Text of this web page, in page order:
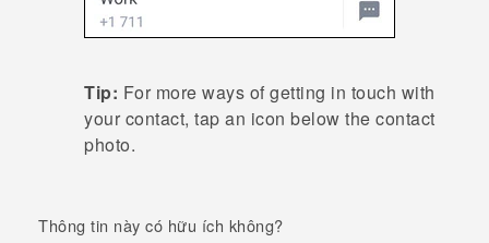
Tip: For more ways of getting in touch with
your contact, tap an icon below the contact
photo.
Thông tin này có hữu ích không?